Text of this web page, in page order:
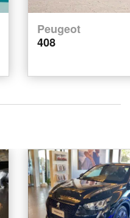
Peugeot
408